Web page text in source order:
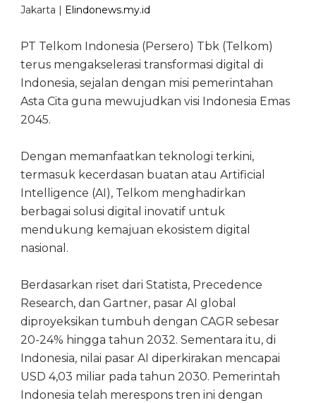
Jakarta | Elindonews.my.id
PT Telkom Indonesia (Persero) Tbk (Telkom)
terus mengakselerasi transformasi digital di
Indonesia, sejalan dengan misi pemerintahan
Asta Cita guna mewujudkan visi Indonesia Emas
2045.
Dengan memanfaatkan teknologi terkini,
termasuk kecerdasan buatan atau Artificial
Intelligence (AI), Telkom menghadirkan
berbagai solusi digital inovatif untuk
mendukung kemajuan ekosistem digital
nasional.
Berdasarkan riset dari Statista, Precedence
Research, dan Gartner, pasar AI global
diproyeksikan tumbuh dengan CAGR sebesar
20-24% hingga tahun 2032. Sementara itu, di
Indonesia, nilai pasar AI diperkirakan mencapai
USD 4,03 miliar pada tahun 2030. Pemerintah
Indonesia telah merespons tren ini dengan